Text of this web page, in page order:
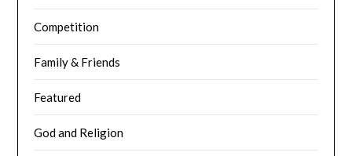
Competition
Family & Friends
Featured
God and Religion